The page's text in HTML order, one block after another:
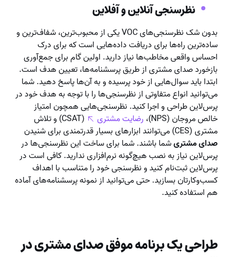
نظرسنجی آنلاین و آفلاین
بدون شک نظرسنجی‌های VOC یکی از محبوب‌ترین، شفاف‌ترین و
ساده‌ترین راه‌ها برای دریافت داده‌هایی است که برای درک
احساس واقعی مخاطب‌ها نیاز دارید. اولین گام برای جمع‌آوری
بازخورد صدای مشتری از طریق پرسشنامه‌ها، تعیین هدف است.
ابتدا باید سوال‌هایی از خود پرسیده و به آن‌ها پاسخ دهید. شما
می‌توانید انواع متفاوتی از نظرسنجی‌ها را با توجه به هدف خود در
پرس‌لاین طراحی و اجرا کنید. نظرسنجی‌هایی همچون امتیاز
خالص مروجان (NPS)،
رضایت مشتری
(CSAT) و تلاش
مشتری (CES) می‌توانند ابزارهای بسیار قدرتمندی برای شنیدن
صدای مشتریشما باشند. شما برای ساخت این نظرسنجی‌ها در
پرس‌لاین نیاز به نصب هیچ‌گونه نرم‌افزاری ندارید. کافی است در
پرس‌لاین ثبت‌نام کنید و نظرسنجی خود را متناسب با اهداف
کسب‌وکارتان بسازید. حتی می‌توانید از نمونه پرسشنامه‌های آماده
هم استفاده کنید.
طراحی یک برنامه موفق صدای مشتری در